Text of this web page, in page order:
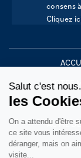
consens
Cliquez
VOTRE
VOTRE
AU FIL
Salut c'est
les
On a attendu d'être
ce site vous
déranger, mais on
visite...